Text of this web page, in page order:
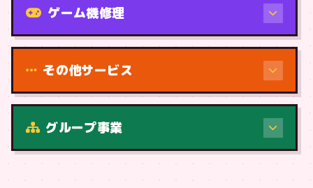
ゲーム機修理
その他サービス
グループ事業